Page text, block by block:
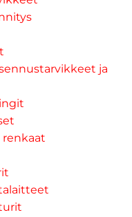
ja
renkaat